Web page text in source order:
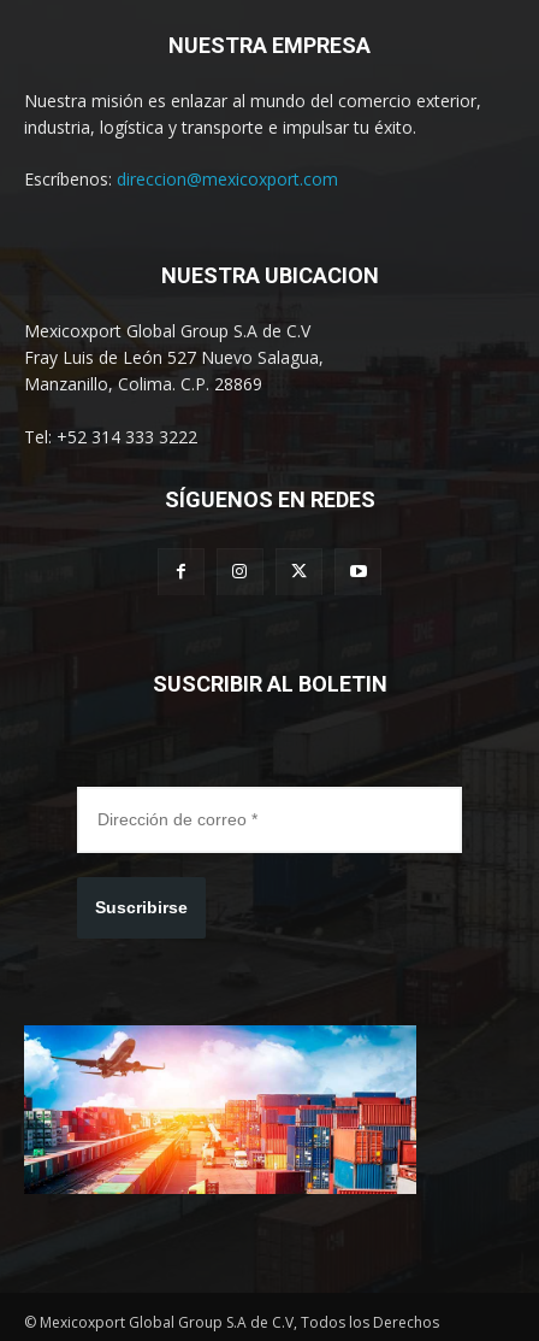
NUESTRA EMPRESA
Nuestra misión es enlazar al mundo del comercio exterior,
industria, logística y transporte e impulsar tu éxito.
Escríbenos: direccion@mexicoxport.com
NUESTRA UBICACION
Mexicoxport Global Group S.A de C.V
Fray Luis de León 527 Nuevo Salagua,
Manzanillo, Colima. C.P. 28869
Tel: +52 314 333 3222
SÍGUENOS EN REDES
SUSCRIBIR AL BOLETIN
Suscribirse
© Mexicoxport Global Group S.A de C.V, Todos los Derechos